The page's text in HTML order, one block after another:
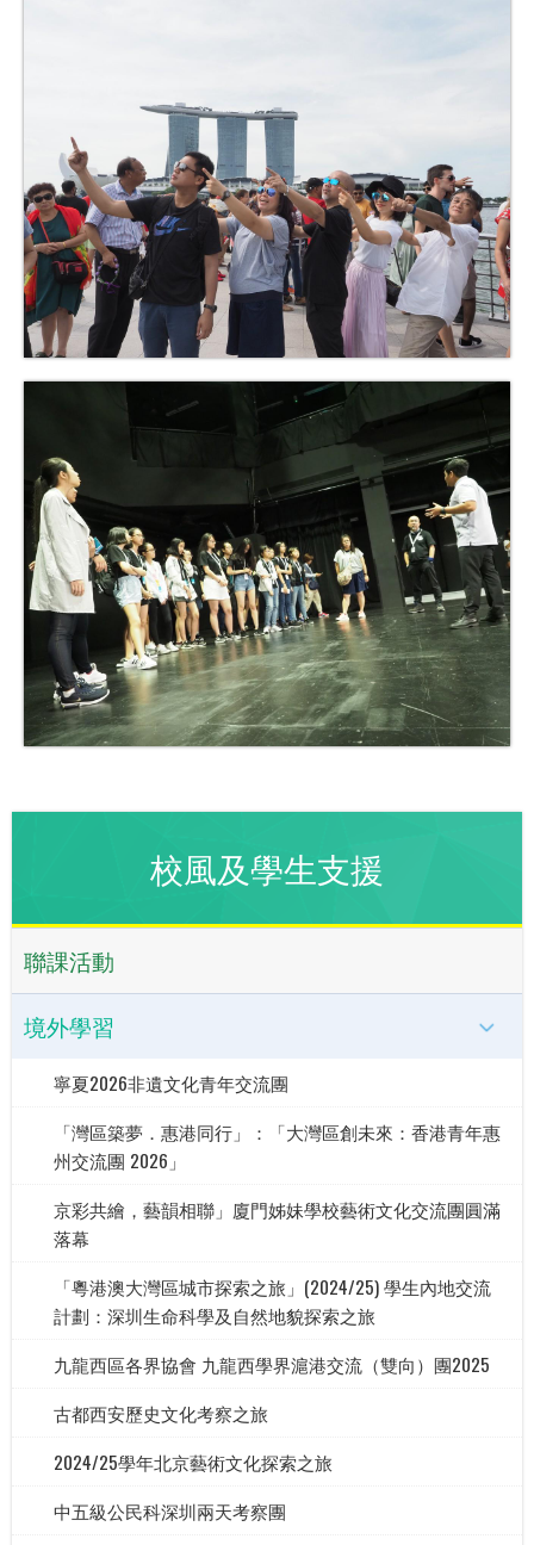
校風及學生支援
聯課活動
境外學習
寧夏2026非遺文化青年交流團
「灣區築夢．惠港同行」：「大灣區創未來：香港青年惠
州交流團 2026」
京彩共繪，藝韻相聯」廈門姊妹學校藝術文化交流團圓滿
落幕
「粵港澳大灣區城市探索之旅」(2024/25) 學生內地交流
計劃：深圳生命科學及自然地貌探索之旅
九龍西區各界協會 九龍西學界滬港交流（雙向）團2025
古都西安歷史文化考察之旅
2024/25學年北京藝術文化探索之旅
中五級公民科深圳兩天考察團